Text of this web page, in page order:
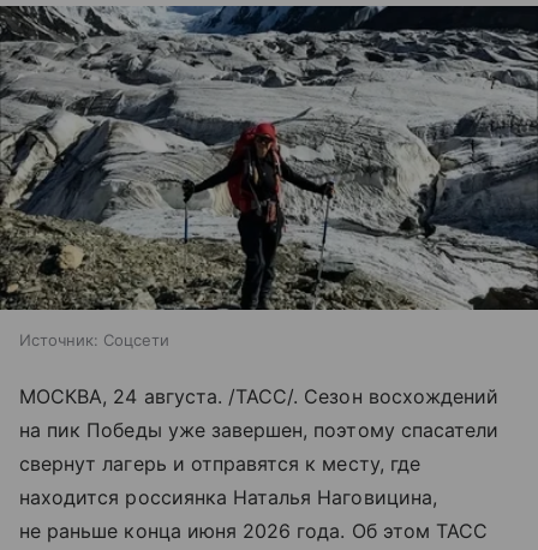
Источник: Соцсети
МОСКВА, 24 августа. /ТАСС/. Сезон восхождений
на пик Победы уже завершен, поэтому спасатели
свернут лагерь и отправятся к месту, где
находится россиянка Наталья Наговицина,
не раньше конца июня 2026 года. Об этом ТАСС